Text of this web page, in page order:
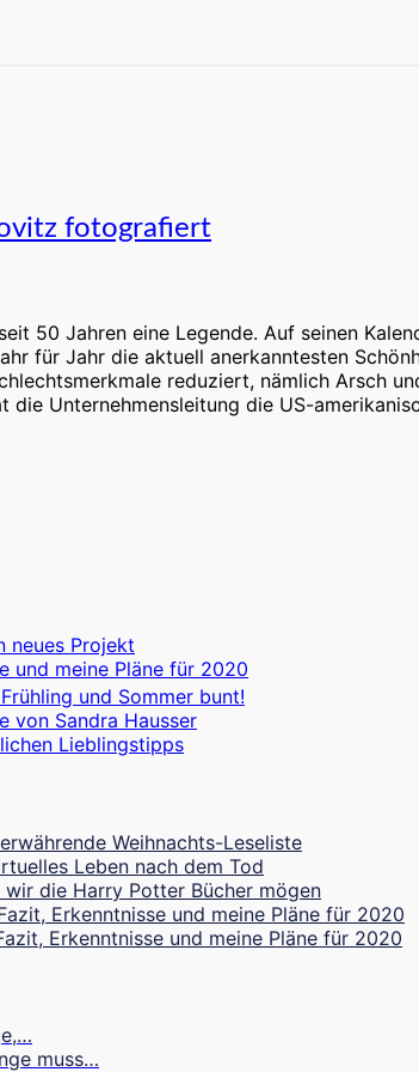
fotografiert
50 Jahren eine Legende. Auf seinen
für Jahr die aktuell anerkanntesten
reduziert, nämlich Arsch
die Unternehmensleitung die US-
neues Projekt
und meine Pläne für 2020
und Sommer bunt!
von Sandra Hausser
Lieblingstipps
Weihnachts-Leseliste
Leben nach dem Tod
die Harry Potter Bücher mögen
Erkenntnisse und meine Pläne für 2020
Erkenntnisse und meine Pläne für 2020
muss…